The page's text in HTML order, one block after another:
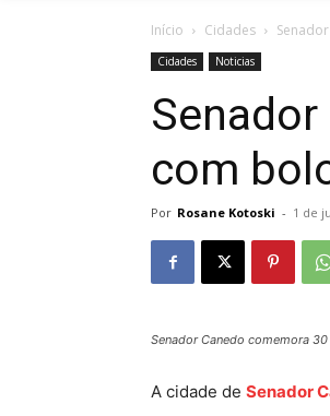
Início Cidades
Cidades Noticias
com
Por Rosane Kotoski - 1 de
Senador Canedo comemora
A cidade de Senador